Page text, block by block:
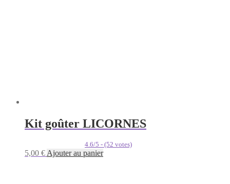
Kit goûter LICORNES
4.6/5 - (52 votes)
5,00 €Ajouter au panier